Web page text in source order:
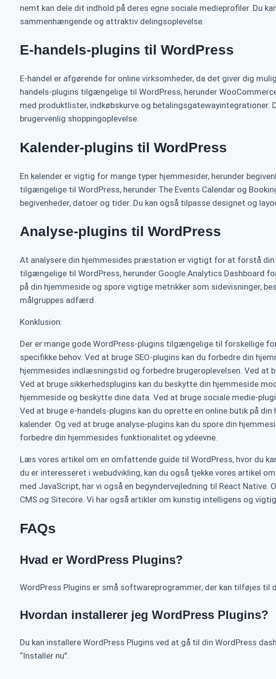
nemt kan dele dit indhold på deres egne sociale medieprofiler. Du
sammenhængende og attraktiv delingsoplevelse.
E-handels-plugins til WordPress
E-handel er afgørende for online virksomheder, da det giver dig
handels-plugins tilgængelige til WordPress, herunder
med produktlister, indkøbskurve og
brugervenlig shoppingoplevelse.
Kalender-plugins til WordPress
En kalender er vigtig for mange typer hjemmesider, herunder
tilgængelige til WordPress, herunder The Events Calendar og
begivenheder, datoer og tider. Du kan også tilpasse designet og
Analyse-plugins til WordPress
At analysere din hjemmesides præstation er vigtigt for at forstå din
tilgængelige til WordPress, herunder Google Analytics Dashboard
på din hjemmeside og spore vigtige metrikker som sidevisninger,
målgruppes adfærd.
Konklusion:
Der er mange gode WordPress-plugins tilgængelige til forskellige
specifikke behov. Ved at bruge SEO-plugins kan du forbedre din
hjemmesides indlæsningstid og forbedre brugeroplevelsen. Ved at
Ved at bruge sikkerhedsplugins kan du beskytte din hjemmeside
hjemmeside og beskytte dine data. Ved at bruge sociale medie-
Ved at bruge e-handels-plugins kan du oprette en online butik på
kalender. Og ved at bruge analyse-plugins kan du spore din
forbedre din hjemmesides funktionalitet og ydeevne.
Læs vores artikel om en omfattende guide til WordPress, hvor du
du er interesseret i webudvikling, kan du også tjekke vores artikel
med JavaScript, har vi også en begyndervejledning til React
CMS og Sitecore. Vi har også artikler om kunstig intelligens og
FAQs
Hvad er WordPress Plugins?
WordPress Plugins er små softwareprogrammer, der kan tilføjes
Hvordan installerer jeg WordPress Plugins?
Du kan installere WordPress Plugins ved at gå til din WordPress
“Installer nu”.